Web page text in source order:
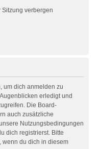
verbergen
um dich anmelden zu
erledigt und
Die Board-
auch zusätzliche
Nutzungsbedingungen
dich registrierst. Bitte
wenn du dich in diesem